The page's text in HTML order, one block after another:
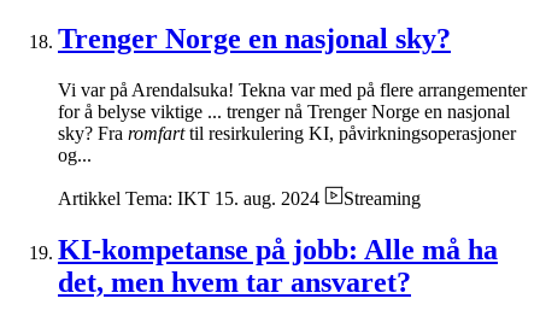
Trenger Norge en nasjonal sky?
Vi var på Arendalsuka! Tekna var med på flere arrangementer
for å belyse viktige ... trenger nå Trenger Norge en nasjonal
sky? Fra romfarttil resirkulering KI, påvirkningsoperasjoner
og...
Artikkel Tema: IKT 15. aug. 2024 Streaming
KI-kompetanse på jobb: Alle må ha
det, men hvem tar ansvaret?